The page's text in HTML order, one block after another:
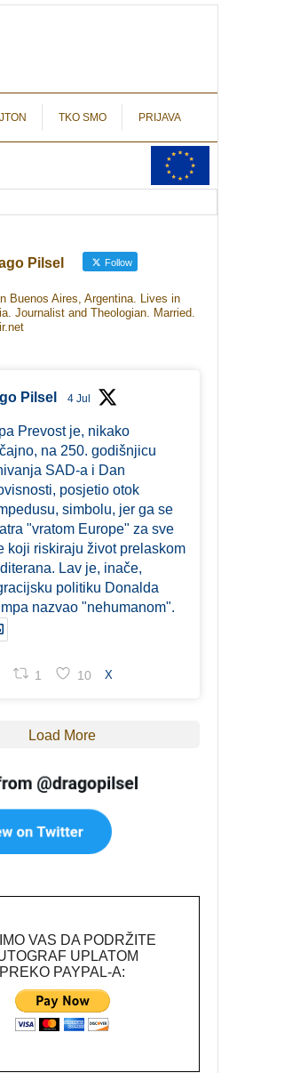
TKO SMO PRIJAVA
Pilsel Follow
Buenos Aires, Argentina. Lives in
Journalist and Theologian. Married.
Pilsel 4 Jul
Prevost je, nikako
na 250. godišnjicu
SAD-a i Dan
posjetio otok
simbolu, jer ga se
"vratom Europe" za sve
koji riskiraju život prelaskom
Lav je, inače,
politiku Donalda
nazvao "nehumanom".
1 10 X
Load More
VAS DA PODRŽITE
UPLATOM
PREKO PAYPAL-A: